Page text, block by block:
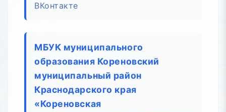
ВКонтакте
МБУК муниципального
образования Кореновский
муниципальный район
Краснодарского края
«Кореновская